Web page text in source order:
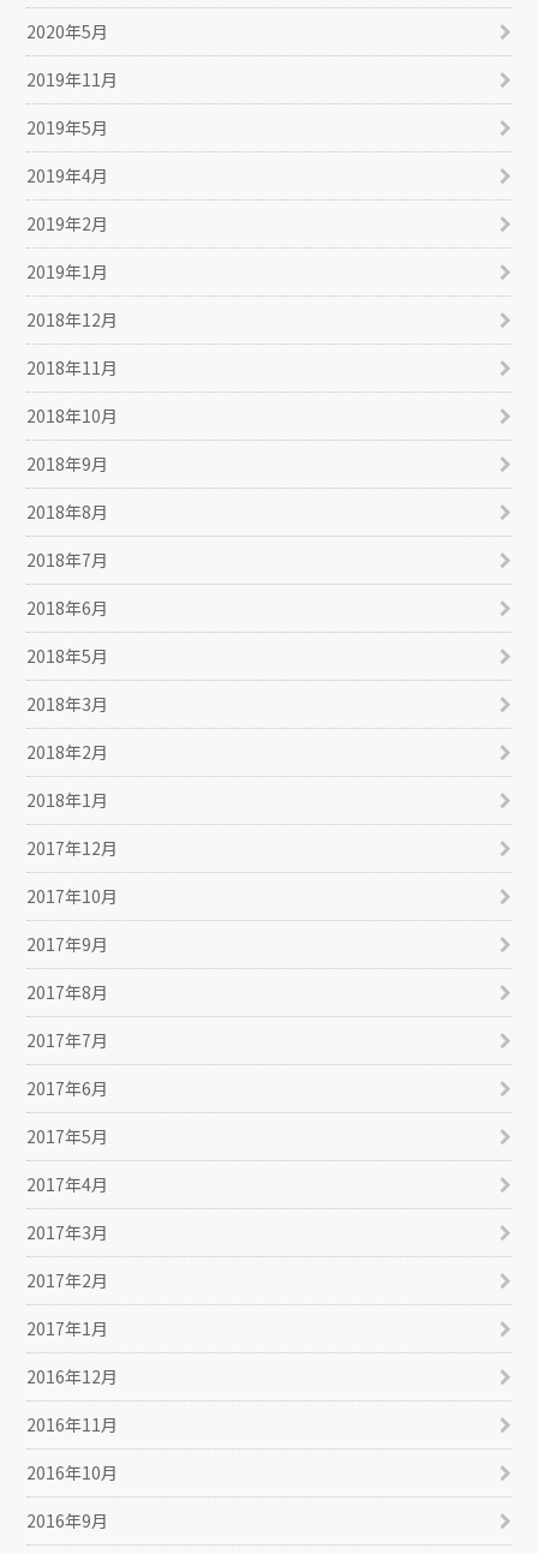
2020年5月
2019年11月
2019年5月
2019年4月
2019年2月
2019年1月
2018年12月
2018年11月
2018年10月
2018年9月
2018年8月
2018年7月
2018年6月
2018年5月
2018年3月
2018年2月
2018年1月
2017年12月
2017年10月
2017年9月
2017年8月
2017年7月
2017年6月
2017年5月
2017年4月
2017年3月
2017年2月
2017年1月
2016年12月
2016年11月
2016年10月
2016年9月